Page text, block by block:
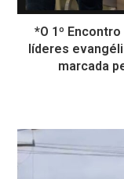
*O 1º
líderes
marcada